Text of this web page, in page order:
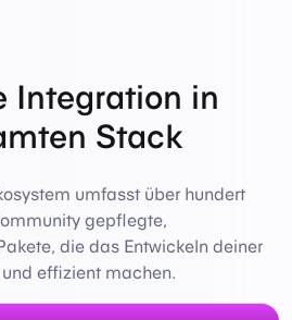
Integration in
Stack
umfasst über hundert
gepflegte,
die das Entwickeln deiner
effizient machen.